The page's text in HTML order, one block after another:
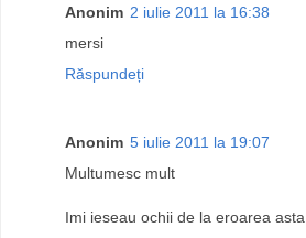
Anonim 2 iulie 2011 la 16:38
mersi
Răspundeți
Anonim 5 iulie 2011 la 19:07
Multumesc mult
Imi ieseau ochii de la eroarea asta